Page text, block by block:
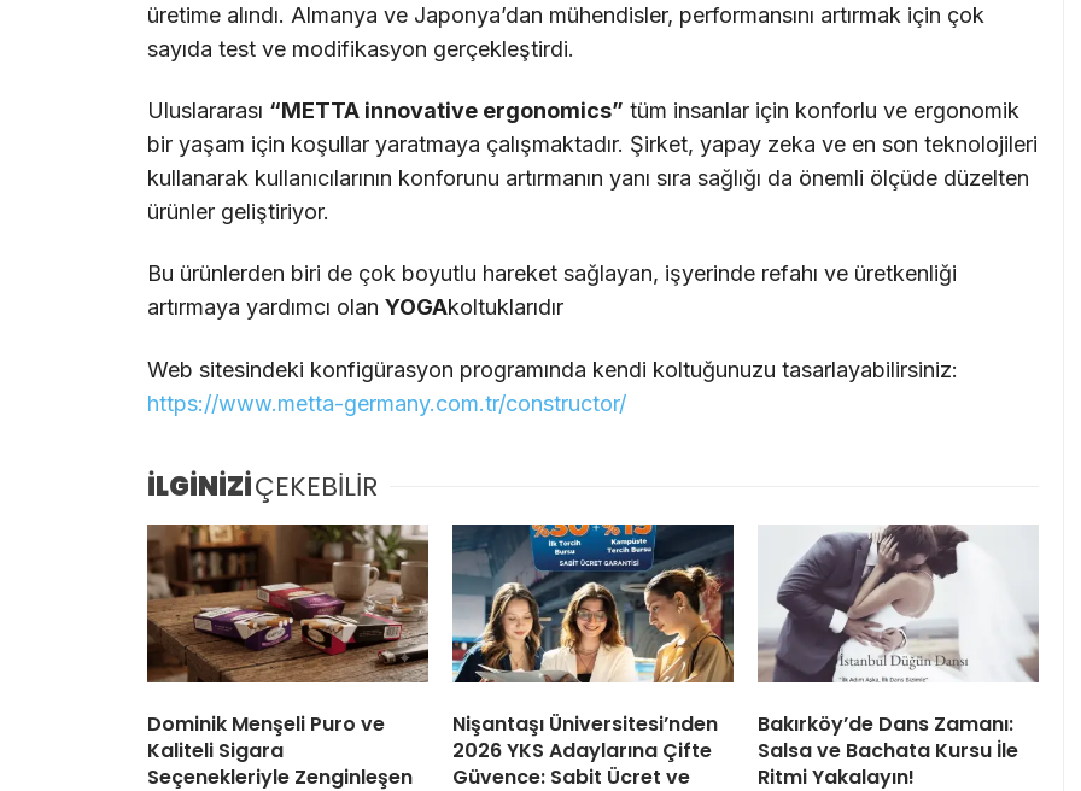
üretime alındı. Almanya ve Japonya’dan mühendisler, performansını artırmak için çok
sayıda test ve modifikasyon gerçekleştirdi.
Uluslararası “METTA innovative ergonomics” tüm insanlar için konforlu ve ergonomik
bir yaşam için koşullar yaratmaya çalışmaktadır. Şirket, yapay zeka ve en son teknolojileri
kullanarak kullanıcılarının konforunu artırmanın yanı sıra sağlığı da önemli ölçüde düzelten
ürünler geliştiriyor.
Bu ürünlerden biri de çok boyutlu hareket sağlayan, işyerinde refahı ve üretkenliği
artırmaya yardımcı olan YOGAkoltuklarıdır
Web sitesindeki konfigürasyon programında kendi koltuğunuzu tasarlayabilirsiniz:
https://www.metta-germany.com.tr/constructor/
İLGİNİZİÇEKEBİLİR
Dominik Menşeli Puro ve
Kaliteli Sigara
Seçenekleriyle Zenginleşen
Nişantaşı Üniversitesi’nden
2026 YKS Adaylarına Çifte
Güvence: Sabit Ücret ve
Bakırköy’de Dans Zamanı:
Salsa ve Bachata Kursu İle
Ritmi Yakalayın!